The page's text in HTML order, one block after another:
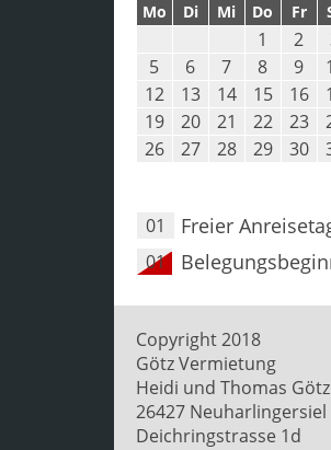
Mo Di Mi Do Fr
1 2
5
6 7 8 9
12
13 14 15 16
19
20 21 22 23
26
27 28 29 30
01 Freier
01
Copyright 2018
Götz Vermietung
Heidi und Thomas Götz
26427 Neuharlingersiel
Deichringstrasse 1d